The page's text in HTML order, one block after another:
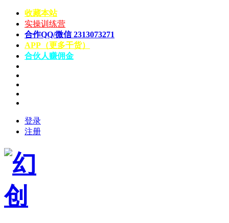
收藏本站
实操训练营
合作QQ/微信 2313073271
APP（更多干货）
合伙人赚佣金
登录
注册